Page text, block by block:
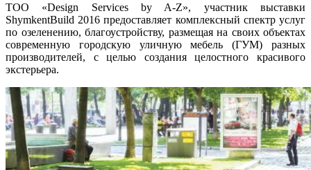
ТОО «Design Services by A-Z», участник выставки
ShymkentBuild 2016 предоставляет комплексный спектр услуг
по озеленению, благоустройству, размещая на своих объектах
современную городскую уличную мебель (ГУМ) разных
производителей, с целью создания целостного красивого
экстерьера.